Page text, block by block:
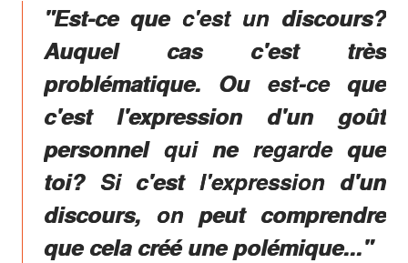
"Est-ce que c'est un discours?
Auquel cas c'est très
problématique. Ou est-ce que
c'est l'expression d'un goût
personnel qui ne regarde que
toi? Si c'est l'expression d'un
discours, on peut comprendre
que cela créé une polémique..."